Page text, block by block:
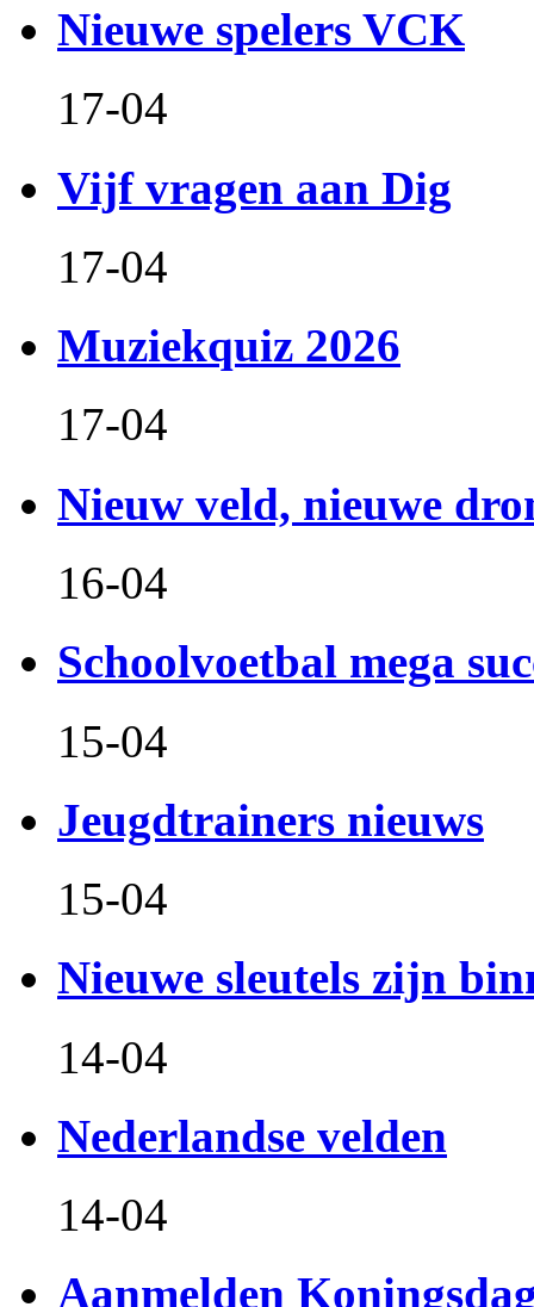
Nieuwe spelers VCK
17-04
Vijf vragen aan Dig
17-04
Muziekquiz 2026
17-04
Nieuw veld, nieuwe
16-04
Schoolvoetbal mega
15-04
Jeugdtrainers nieuws
15-04
Nieuwe sleutels zijn
14-04
Nederlandse velden
14-04
Aanmelden